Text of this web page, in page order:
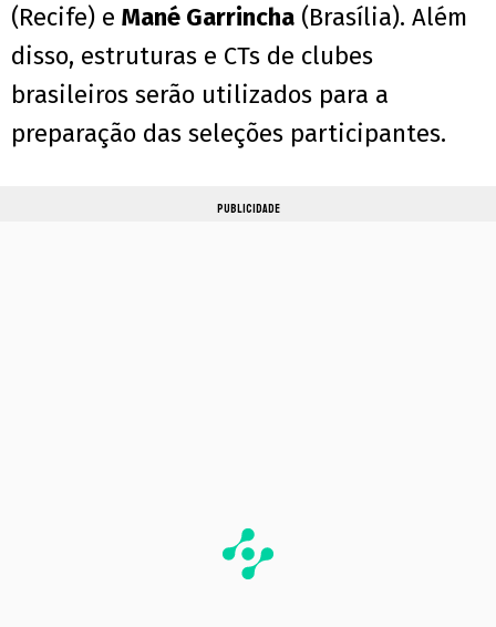
(Recife) e Mané Garrincha (Brasília). Além
disso, estruturas e CTs de clubes
brasileiros serão utilizados para a
preparação das seleções participantes.
PUBLICIDADE